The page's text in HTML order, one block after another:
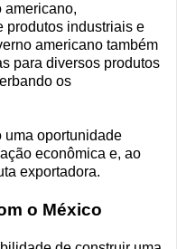
americano,
produtos industriais e
americano também
para diversos produtos
os
uma oportunidade
econômica e, ao
exportadora.
o México